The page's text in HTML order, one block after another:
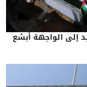
يعيد إلى الواجهة أبشع